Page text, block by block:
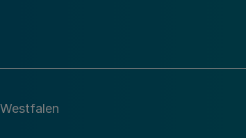
über die Anbietung und
und Nutzung öffentlichen